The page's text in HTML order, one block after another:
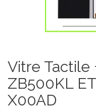
Vitre Tactile
ZB500KL
X00AD